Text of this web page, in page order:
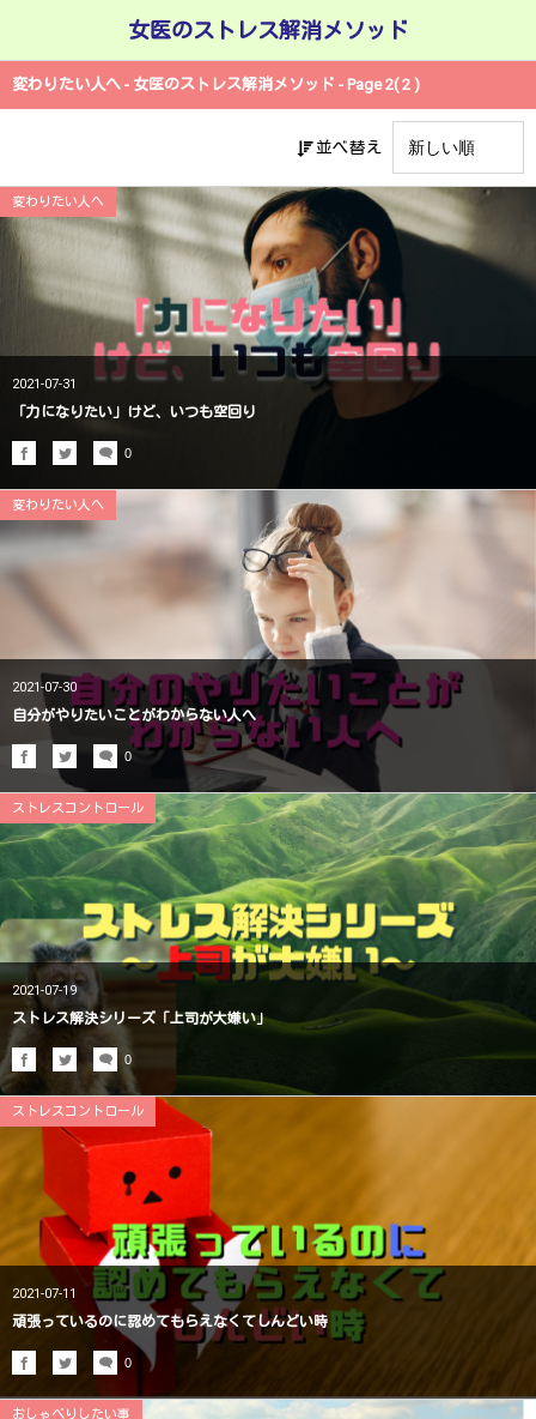
女医のストレス解消メソッド
変わりたい人へ - 女医のストレス解消メソッド - Page 2( 2 )
並べ替え
変わりたい人へ
2021-07-31
「力になりたい」けど、いつも空回り
0
変わりたい人へ
2021-07-30
自分がやりたいことがわからない人へ
0
ストレスコントロール
2021-07-19
ストレス解決シリーズ「上司が大嫌い」
0
ストレスコントロール
2021-07-11
頑張っているのに認めてもらえなくてしんどい時
0
おしゃべりしたい事